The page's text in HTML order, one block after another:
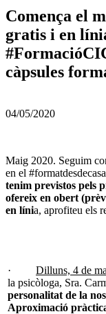
Comença el
gratis i en
càpsules
04/05/2020
Maig 2020. Seguim
en el
tenim previstos pels
ofereix en obert
en línia, aprofiteu els
· Dilluns, 4 de
la psicòloga, Sra.
personalitat de la
Aproximació